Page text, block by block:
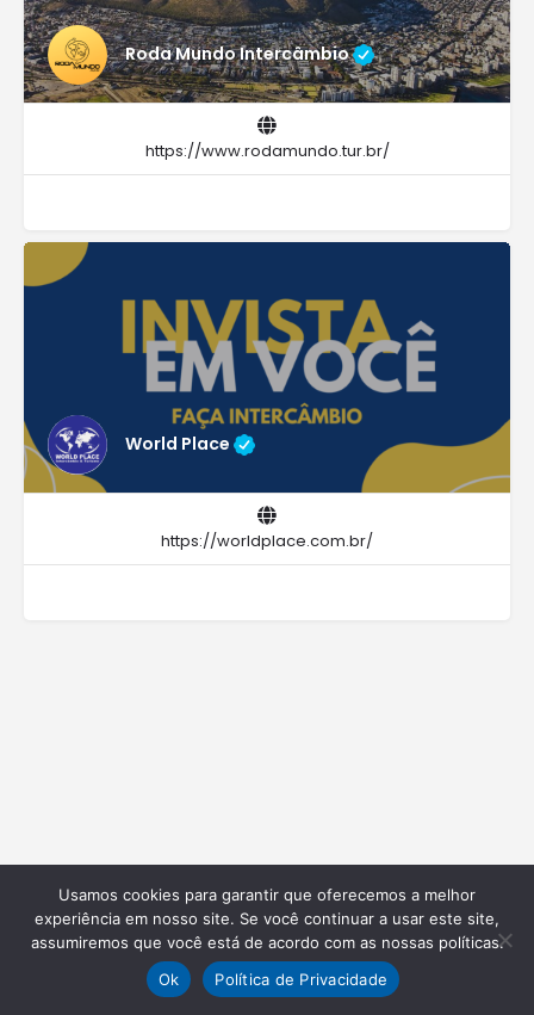
Roda Mundo Intercâmbio
https://www.rodamundo.tur.br/
World Place
https://worldplace.com.br/
Usamos cookies para garantir que oferecemos a melhor
experiência em nosso site. Se você continuar a usar este site,
assumiremos que você está de acordo com as nossas políticas.
Ok
Política de Privacidade